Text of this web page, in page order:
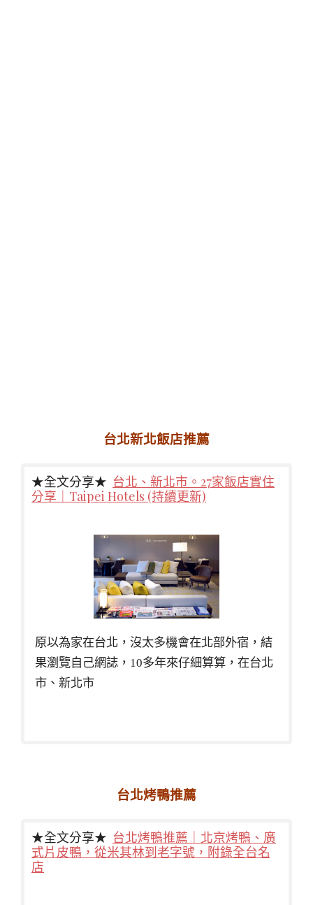
台北新北飯店推薦
★全文分享★ 台北、新北市。27家飯店實住
分享｜Taipei Hotels (持續更新)
原以為家在台北，沒太多機會在北部外宿，結
果瀏覽自己網誌，10多年來仔細算算，在台北
市、新北市
台北烤鴨推薦
★全文分享★ 台北烤鴨推薦｜北京烤鴨、廣
式片皮鴨，從米其林到老字號，附錄全台名
店